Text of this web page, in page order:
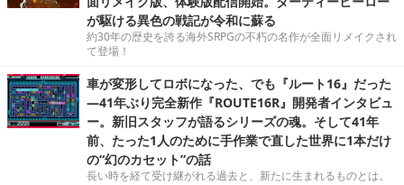
が駆ける異色の戦記が令和に蘇る
約30年の歴史を誇る海外SRPGの不朽の名作が全面リメイクされ
て登場！
車が変形してロボになった、でも『ルート16』だった
―41年ぶり完全新作『ROUTE16R』開発者インタビュ
ー。新旧スタッフが語るシリーズの魂。そして41年
前、たった1人のために手作業で直した世界に1本だけ
の“幻のカセット”の話
長い時を経て受け継がれる過去と、新たに生まれるものとは。